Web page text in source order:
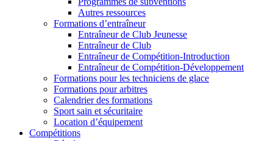
Autres ressources
Formations d’entraîneur
Entraîneur de Club Jeunesse
Entraîneur de Club
Entraîneur de Compétition-Introduction
Entraîneur de Compétition-Développement
Formations pour les techniciens de glace
Formations pour arbitres
Calendrier des formations
Sport sain et sécuritaire
Location d’équipement
Compétitions